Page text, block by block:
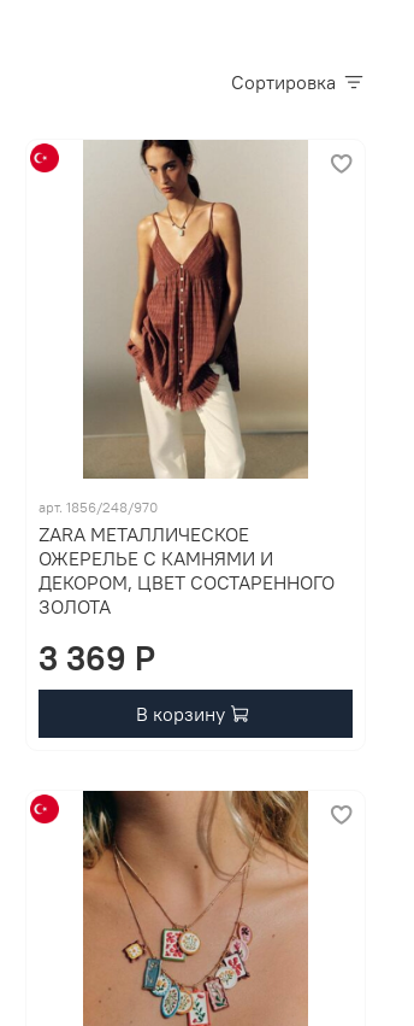
Сортировка
арт. 1856/248/970
ZARA МЕТАЛЛИЧЕСКОЕ
ОЖЕРЕЛЬЕ С КАМНЯМИ И
ДЕКОРОМ, ЦВЕТ СОСТАРЕННОГО
ЗОЛОТА
3 369 P
В корзину